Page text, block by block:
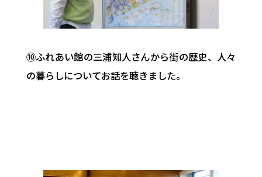
⑩ふれあい館の三浦知人さんから街の歴史、人々
の暮らしについてお話を聴きました。